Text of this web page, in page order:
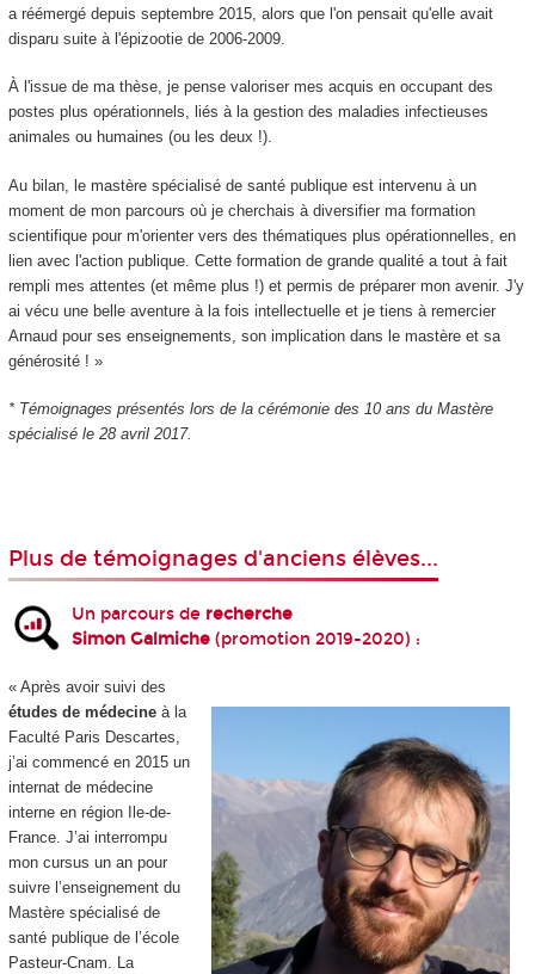
a réémergé depuis septembre 2015, alors que l'on pensait qu'elle avait
disparu suite à l'épizootie de 2006-2009.
À l'issue de ma thèse, je pense valoriser mes acquis en occupant des
postes plus opérationnels, liés à la gestion des maladies infectieuses
animales ou humaines (ou les deux !).
Au bilan, le mastère spécialisé de santé publique est intervenu à un
moment de mon parcours où je cherchais à diversifier ma formation
scientifique pour m'orienter vers des thématiques plus opérationnelles, en
lien avec l'action publique. Cette formation de grande qualité a tout à fait
rempli mes attentes (et même plus !) et permis de préparer mon avenir. J'y
ai vécu une belle aventure à la fois intellectuelle et je tiens à remercier
Arnaud pour ses enseignements, son implication dans le mastère et sa
générosité ! »
* Témoignages présentés lors de la cérémonie des 10 ans du Mastère
spécialisé le 28 avril 2017.
Plus de témoignages d'anciens élèves...
Un parcours de recherche
Simon Galmiche (promotion 2019-2020) :
« Après avoir suivi des
études de médecine à la
Faculté Paris Descartes,
j’ai commencé en 2015 un
internat de médecine
interne en région Ile-de-
France. J’ai interrompu
mon cursus un an pour
suivre l’enseignement du
Mastère spécialisé de
santé publique de l’école
Pasteur-Cnam. La